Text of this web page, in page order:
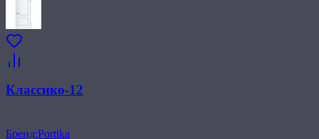
Классико-12
Бренд:Portika